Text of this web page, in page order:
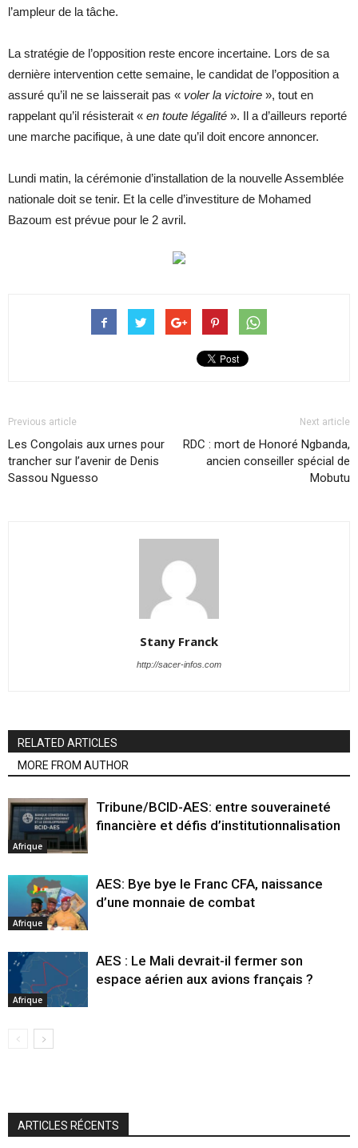
l’ampleur de la tâche.
La stratégie de l’opposition reste encore incertaine. Lors de sa
dernière intervention cette semaine, le candidat de l’opposition a
assuré qu’il ne se laisserait pas « voler la victoire », tout en
rappelant qu’il résisterait « en toute légalité ». Il a d’ailleurs reporté
une marche pacifique, à une date qu’il doit encore annoncer.
Lundi matin, la cérémonie d’installation de la nouvelle Assemblée
nationale doit se tenir. Et la celle d’investiture de Mohamed
Bazoum est prévue pour le 2 avril.
Previous article
Les Congolais aux urnes pour
trancher sur l’avenir de Denis
Sassou Nguesso
Next article
RDC : mort de Honoré Ngbanda,
ancien conseiller spécial de
Mobutu
Stany Franck
http://sacer-infos.com
RELATED ARTICLES
MORE FROM AUTHOR
Afrique
Tribune/BCID-AES: entre souveraineté
financière et défis d’institutionnalisation
Afrique
AES: Bye bye le Franc CFA, naissance
d’une monnaie de combat
Afrique
AES : Le Mali devrait-il fermer son
espace aérien aux avions français ?
ARTICLES RÉCENTS